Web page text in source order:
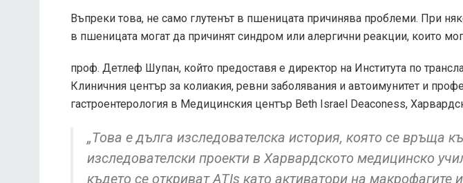
Въпреки това, не само глутенът в пшеницата причинява проблеми. При
в пшеницата могат да причинят синдром или алергични реакции, които
проф. Детлеф Шупан, който предоставя е директор на Института по
Клиничния център за колиакия, ревни заболявания и автоимунитет и
гастроентерология в Медицинския център Beth Israel Deaconess,
„Това е дълга изследователска история, която се връща
изследователски проекти в Харвардското медицинско
където се откриват ATIs като активатори на макрофагите